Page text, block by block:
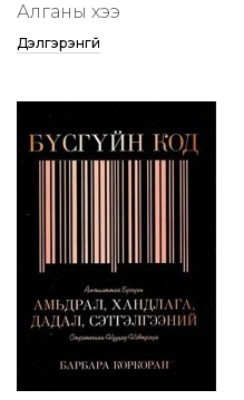
Алганы хээ
Дэлгэрэнгүй